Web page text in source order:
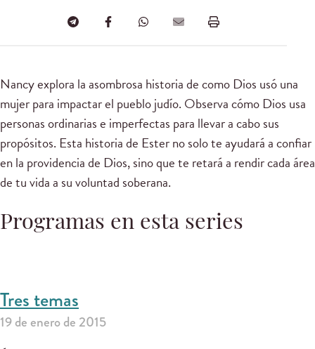
Nancy explora la asombrosa historia de como Dios usó una
mujer para impactar el pueblo judío. Observa cómo Dios usa
personas ordinarias e imperfectas para llevar a cabo sus
propósitos. Esta historia de Ester no solo te ayudará a confiar
en la providencia de Dios, sino que te retará a rendir cada área
de tu vida a su voluntad soberana.
Programas en esta series
Tres temas
19 de enero de 2015